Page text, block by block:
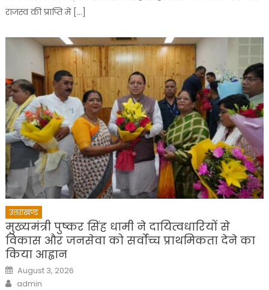
राजस्व की प्राप्ति में […]
उत्तराखण्ड
मुख्यमंत्री पुष्कर सिंह धामी ने दायित्वधारियों से
विकास और जनसेवा को सर्वोच्च प्राथमिकता देने का
किया आह्वान
Posted
on
August 3, 2026
Author
admin